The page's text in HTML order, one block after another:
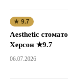
★ 9.7
Aesthetic
Херсон ★9.7
06.07.2026